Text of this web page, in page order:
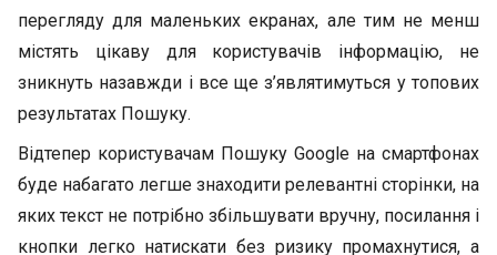
перегляду для маленьких екранах, але тим не менш
містять цікаву для користувачів інформацію, не
зникнуть назавжди і все ще з’являтимуться у топових
результатах Пошуку.
Відтепер користувачам Пошуку Google на смартфонах
буде набагато легше знаходити релевантні сторінки, на
яких текст не потрібно збільшувати вручну, посилання і
кнопки легко натискати без ризику промахнутися, а